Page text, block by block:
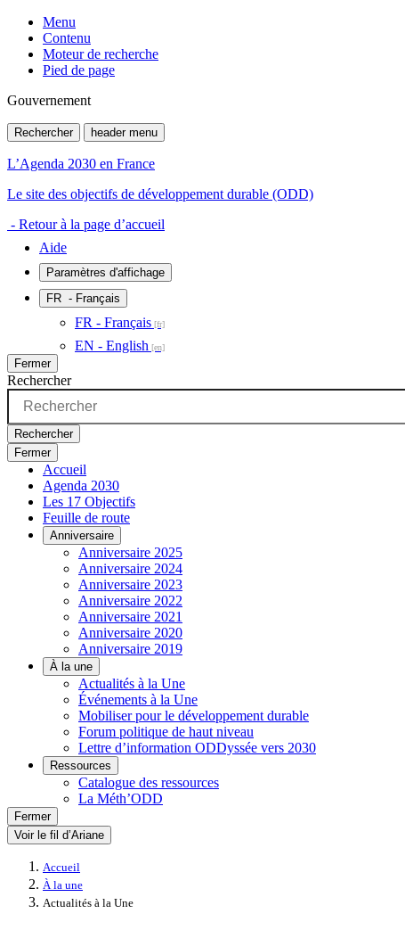
Menu
Contenu
Moteur de recherche
Pied de page
Gouvernement
Rechercher header menu
L’Agenda 2030 en France
Le site des objectifs de développement durable (ODD)
- Retour à la page d’accueil
Aide
Paramètres d'affichage
FR - Français
FR - Français
EN - English
Fermer
Rechercher
Rechercher
Fermer
Accueil
Agenda 2030
Les 17 Objectifs
Feuille de route
Anniversaire
Anniversaire 2025
Anniversaire 2024
Anniversaire 2023
Anniversaire 2022
Anniversaire 2021
Anniversaire 2020
Anniversaire 2019
À la une
Actualités à la Une
Événements à la Une
Mobiliser pour le développement durable
Forum politique de haut niveau
Lettre d’information ODDyssée vers 2030
Ressources
Catalogue des ressources
La Méth’ODD
Fermer
Voir le fil d’Ariane
Accueil
À la une
Actualités à la Une